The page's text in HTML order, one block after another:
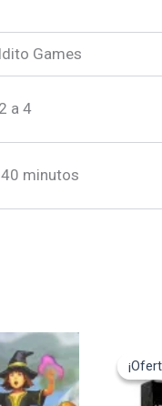
Games
a 4
minutos
era: